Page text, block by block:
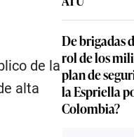
de la
alta
De brigadas
rol de los
plan de
la Espriella
Colombia?